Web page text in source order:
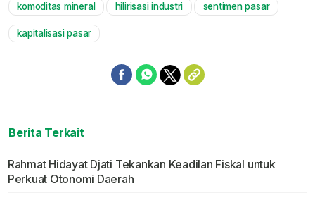
komoditas mineral hilirisasi industri sentimen pasar
kapitalisasi pasar
Berita Terkait
Rahmat Hidayat Djati Tekankan Keadilan Fiskal untuk
Perkuat Otonomi Daerah